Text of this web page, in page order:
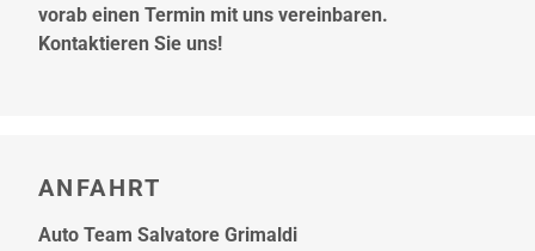
vorab einen Termin mit uns vereinbaren.
Kontaktieren Sie uns!
ANFAHRT
Auto Team Salvatore Grimaldi